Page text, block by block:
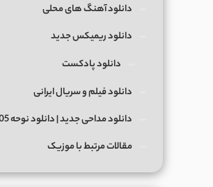
دانلود آهنگ های محلی
دانلود ریمیکس جدید
دانلود پادکست
دانلود فیلم و سریال ایرانی
دانلود مداحی جدید | دانلود نوحه 1405
مقالات مرتبط با موزیک